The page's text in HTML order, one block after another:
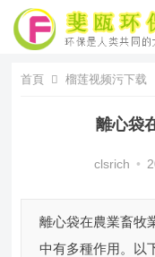
首頁 榴莲视频污下载
離心袋
clsrich •
離心袋在農業畜牧
中有多種作用。以